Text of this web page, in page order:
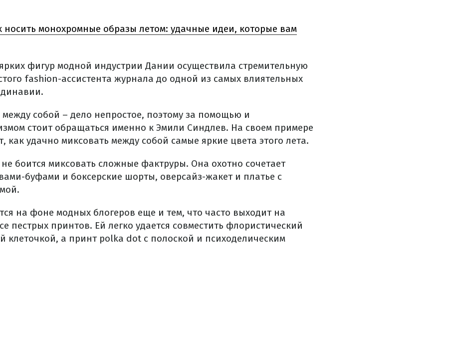
носить монохромные образы летом: удачные идеи, которые вам
фигур модной индустрии Дании осуществила стремительную
fashion-ассистента журнала до одной из самых влиятельных
между собой – дело непростое, поэтому за помощью и
стоит обращаться именно к Эмили Синдлев. На своем примере
как удачно миксовать между собой самые яркие цвета этого лета.
боится миксовать сложные фактруры. Она охотно сочетает
буфами и боксерские шорты, оверсайз-жакет и платье с
на фоне модных блогеров еще и тем, что часто выходит на
пестрых принтов. Ей легко удается совместить флористический
клеточкой, а принт polka dot с полоской и психоделическим